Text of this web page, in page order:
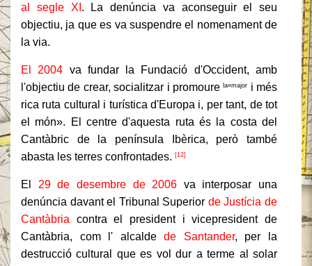
al
segle XI . La denúncia va aconseguir el seu
objectiu, ja que es va suspendre el nomenament de
la via.
El 2004 va fundar la Fundació d'Occident, amb
l'objectiu de crear, socialitzar i promourela«major i més
rica ruta cultural i turística d'Europa i, per tant, de tot
el món». El centre d'aquesta ruta és la costa del
Cantàbric de la península Ibèrica, però també
abasta les terres confrontades. [12]
El 29 de desembre de 2006 va interposar una
denúncia davant el Tribunal Superior de Justícia de
Cantàbria contra el president i vicepresident de
Cantàbria, com l' alcaldede Santander, per la
destrucció cultural que es vol dur a terme al solar